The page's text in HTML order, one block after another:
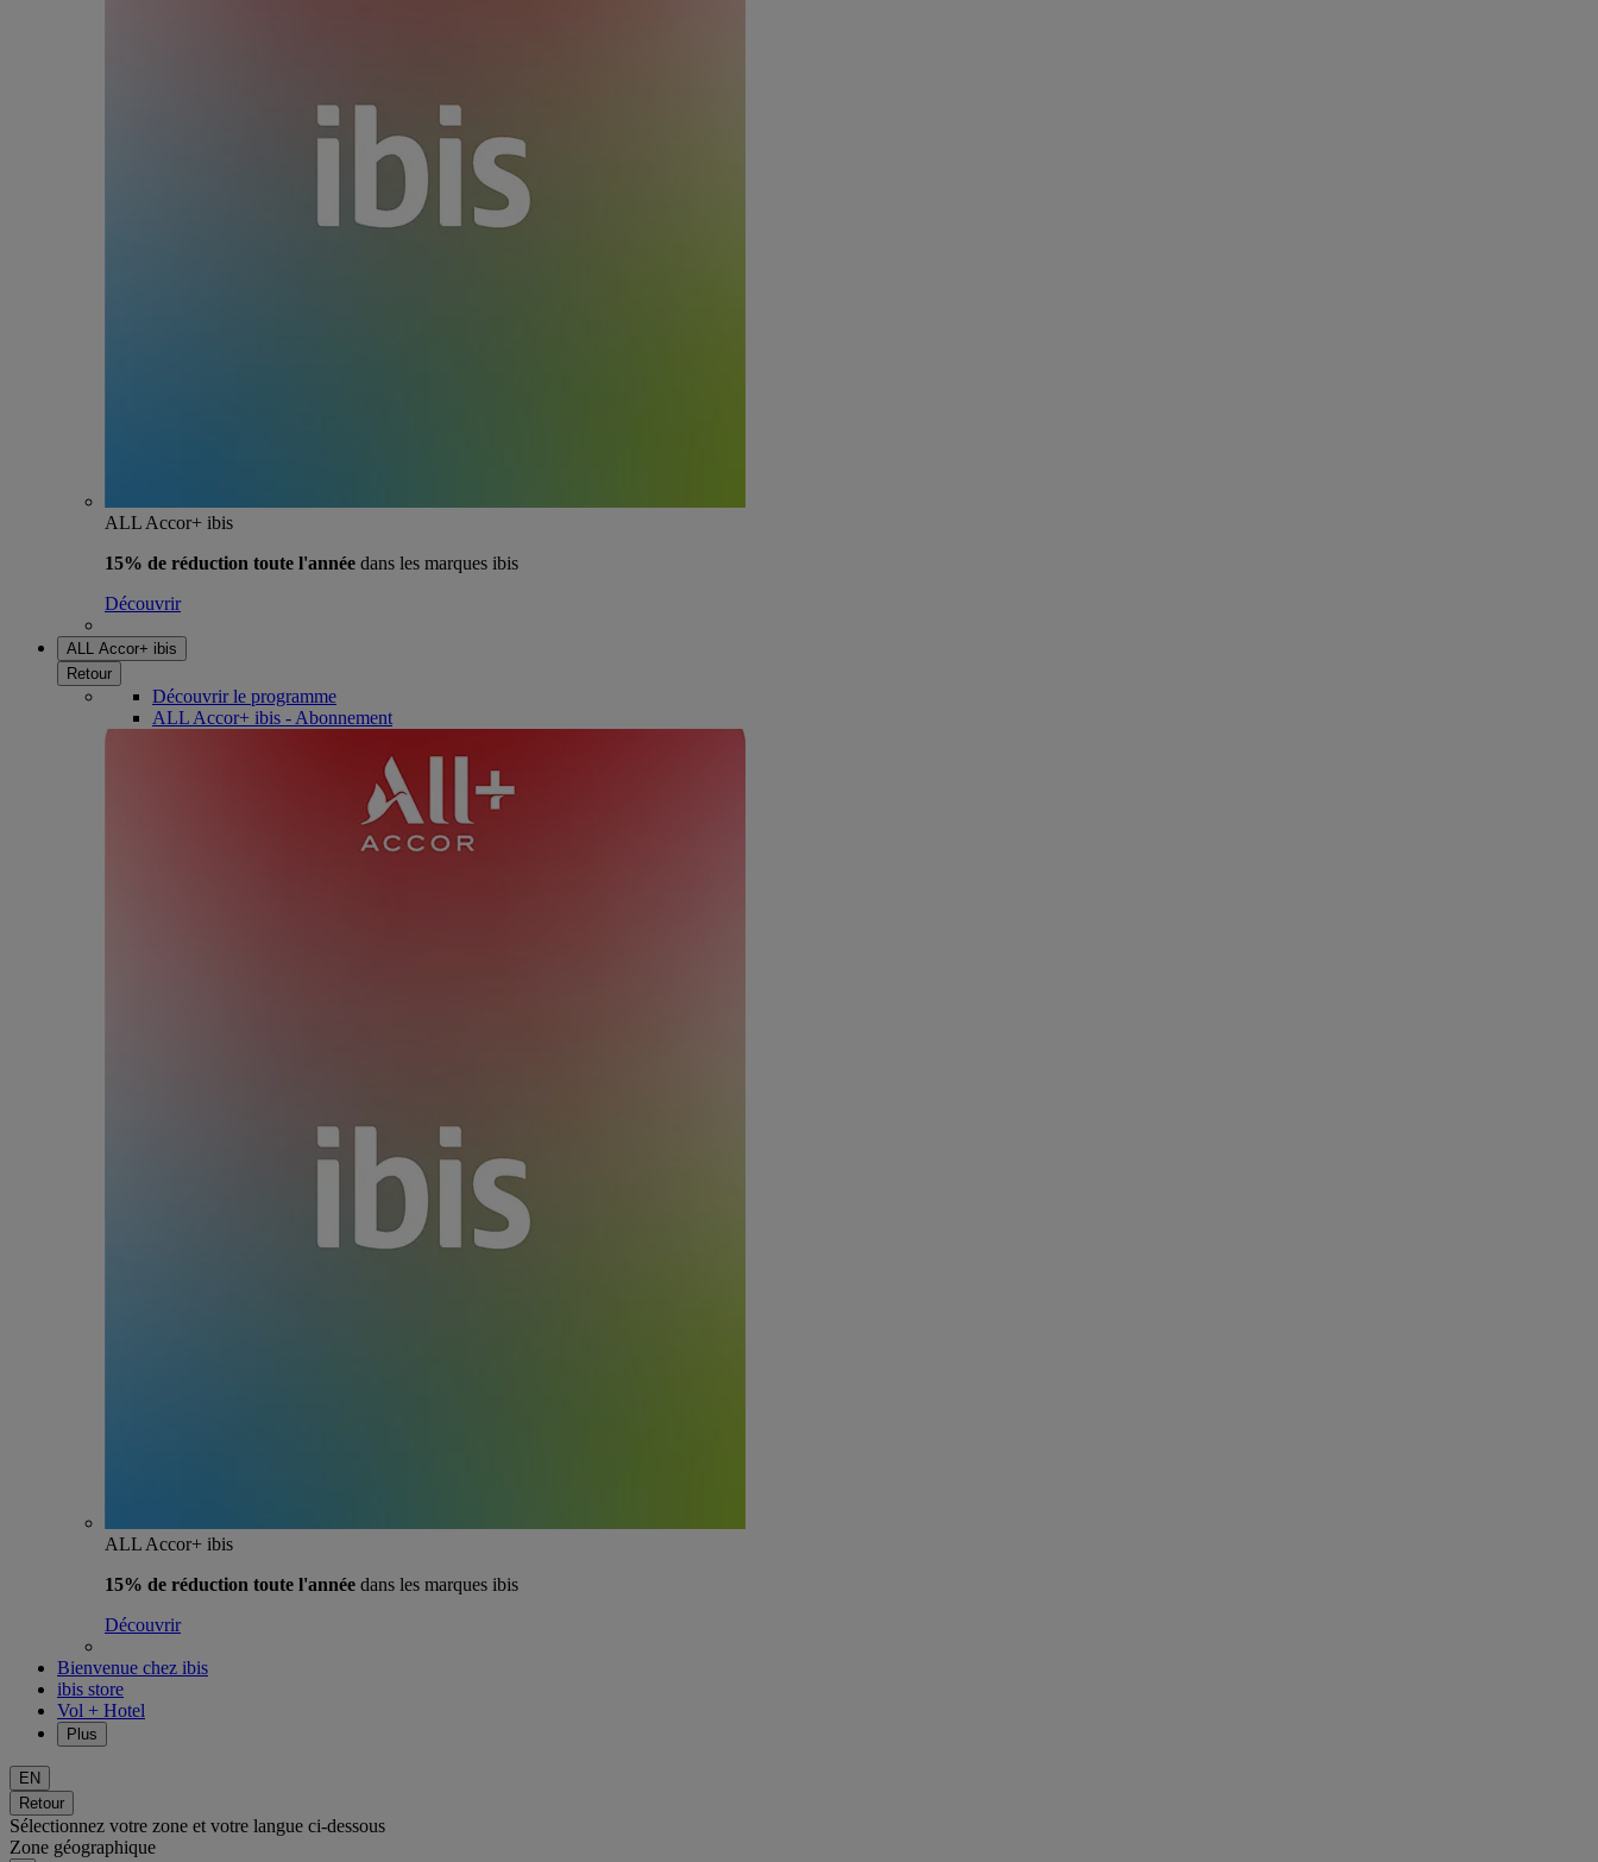
ALL Accor+ ibis
15% de réduction toute l'année dans les marques ibis
Découvrir
ALL Accor+ ibis
Retour
Découvrir le programme
ALL Accor+ ibis - Abonnement
ALL Accor+ ibis
15% de réduction toute l'année dans les marques ibis
Découvrir
Bienvenue chez ibis
ibis store
Vol + Hotel
Plus
EN
Retour
Sélectionnez votre zone et votre langue ci-dessous
Zone géographique